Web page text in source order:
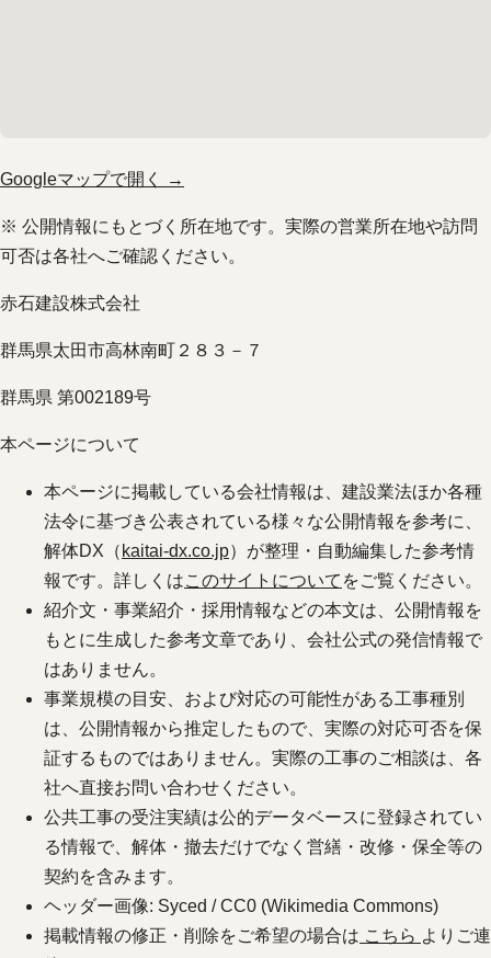
Googleマップで開く →
※ 公開情報にもとづく所在地です。実際の営業所在地や訪問
可否は各社へご確認ください。
赤石建設株式会社
群馬県太田市高林南町２８３－７
群馬県 第002189号
本ページについて
本ページに掲載している会社情報は、建設業法ほか各種
法令に基づき公表されている様々な公開情報を参考に、
解体DX（ kaitai-dx.co.jp）が整理・自動編集した参考情
報です。詳しくはこのサイトについて をご覧ください。
紹介文・事業紹介・採用情報などの本文は、公開情報を
もとに生成した参考文章であり、会社公式の発信情報で
はありません。
事業規模の目安、および対応の可能性がある工事種別
は、公開情報から推定したもので、実際の対応可否を保
証するものではありません。実際の工事のご相談は、各
社へ直接お問い合わせください。
公共工事の受注実績は公的データベースに登録されてい
る情報で、解体・撤去だけでなく営繕・改修・保全等の
契約を含みます。
ヘッダー画像: Syced / CC0 (Wikimedia Commons)
掲載情報の修正・削除をご希望の場合は こちら よりご連